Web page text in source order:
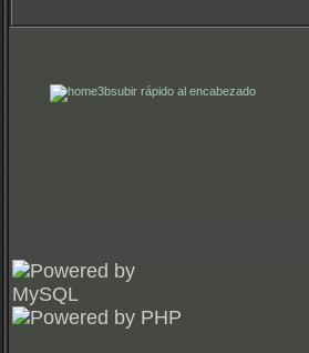
subir rápido al encabezado